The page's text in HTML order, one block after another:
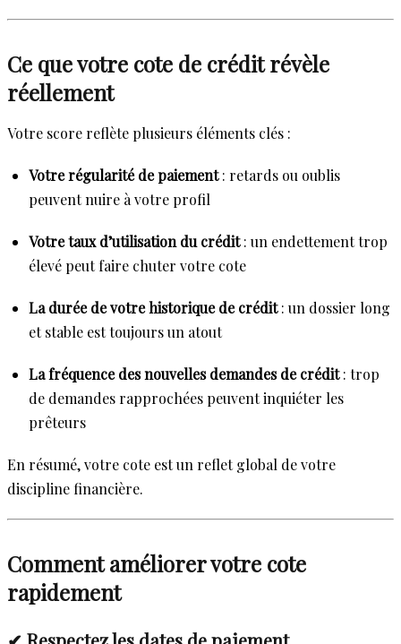
Ce que votre cote de crédit révèle
réellement
Votre score reflète plusieurs éléments clés :
Votre régularité de paiement: retards ou oublis
peuvent nuire à votre profil
Votre taux d’utilisation du crédit: un endettement trop
élevé peut faire chuter votre cote
La durée de votre historique de crédit: un dossier long
et stable est toujours un atout
La fréquence des nouvelles demandes de crédit: trop
de demandes rapprochées peuvent inquiéter les
prêteurs
En résumé, votre cote est un reflet global de votre
discipline financière.
Comment améliorer votre cote
rapidement